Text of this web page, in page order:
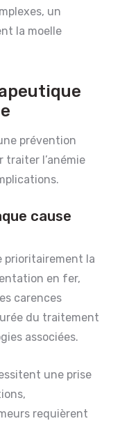
un
la moelle
prévention
traiter l’anémie
cause
prioritairement la
en fer,
carences
du traitement
associées.
une prise
requièrent